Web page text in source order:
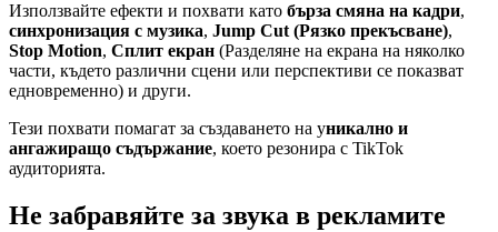
Използвайте ефекти и похвати като бърза смяна на кадри,
синхронизация с музика, Jump Cut (Рязко прекъсване),
Stop Motion, Сплит екран (Разделяне на екрана на няколко
части, където различни сцени или перспективи се показват
едновременно) и други.
Тези похвати помагат за създаването на уникално и
ангажиращо съдържание, което резонира с TikTok
аудиторията.
Не забравяйте за звука в рекламите